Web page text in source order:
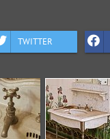
TWITTER